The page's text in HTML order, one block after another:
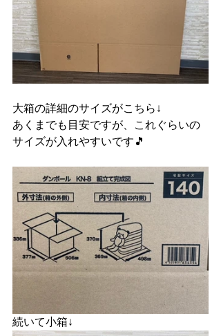
大箱の詳細のサイズがこちら↓
あくまでも目安ですが、これぐらいの
サイズが入れやすいです🎵
続いて小箱↓